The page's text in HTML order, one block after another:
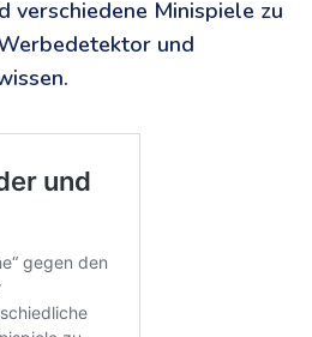
verschiedene Minispiele zu
und